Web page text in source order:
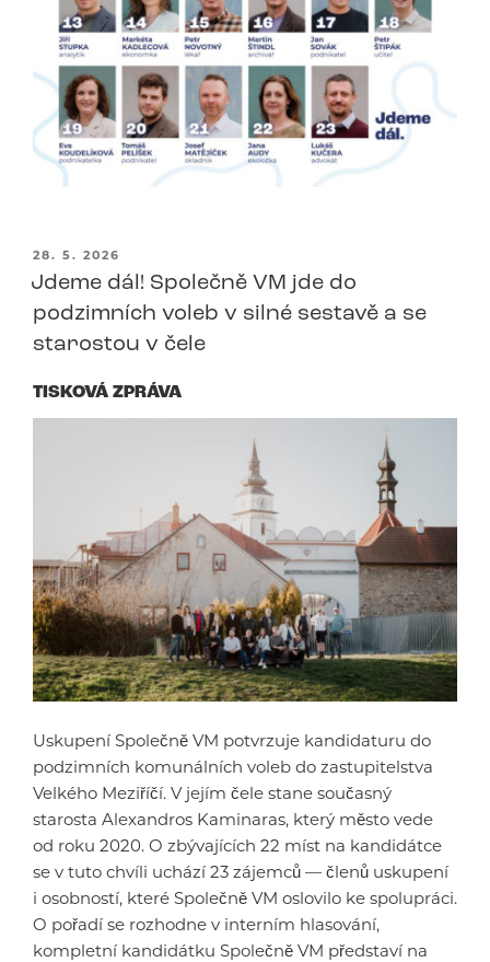
PUBLIKOVÁNO
28. 5. 2026
Jdeme dál! Společně VM jde do
podzimních voleb v silné sestavě a se
starostou v čele
TISKOVÁ ZPRÁVA
Uskupení Společně VM potvrzuje kandidaturu do
podzimních komunálních voleb do zastupitelstva
Velkého Meziříčí. V jejím čele stane současný
starosta Alexandros Kaminaras, který město vede
od roku 2020. O zbývajících 22 míst na kandidátce
se v tuto chvíli uchází 23 zájemců — členů uskupení
i osobností, které Společně VM oslovilo ke spolupráci.
O pořadí se rozhodne v interním hlasování,
kompletní kandidátku Společně VM představí na